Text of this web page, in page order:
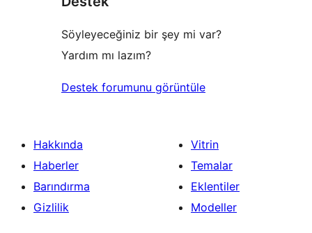
Söyleyeceğiniz bir şey mi var?
Yardım mı lazım?
Destek forumunu görüntüle
Hakkında
Haberler
Barındırma
Gizlilik
Vitrin
Temalar
Eklentiler
Modeller